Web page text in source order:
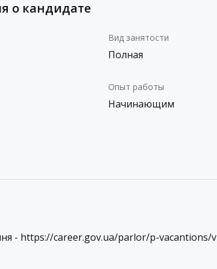
о кандидате
Вид занятости
Полная
Опыт работы
Начинающим
- https://career.gov.ua/parlor/p-vacantions/